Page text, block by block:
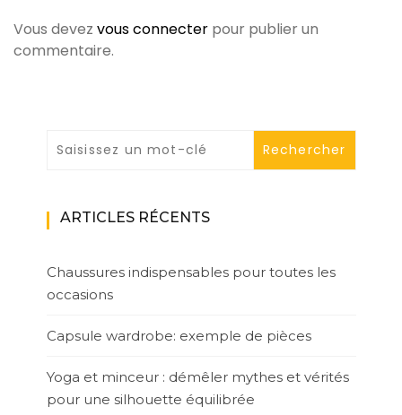
Vous devez vous connecter pour publier un
commentaire.
ARTICLES RÉCENTS
Chaussures indispensables pour toutes les
occasions
Capsule wardrobe: exemple de pièces
Yoga et minceur : démêler mythes et vérités
pour une silhouette équilibrée